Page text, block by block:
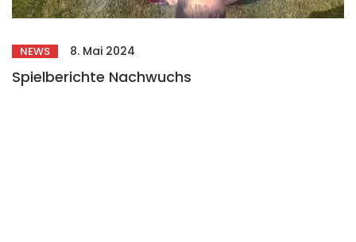
NEWS 8. Mai 2024
Spielberichte Nachwuchs